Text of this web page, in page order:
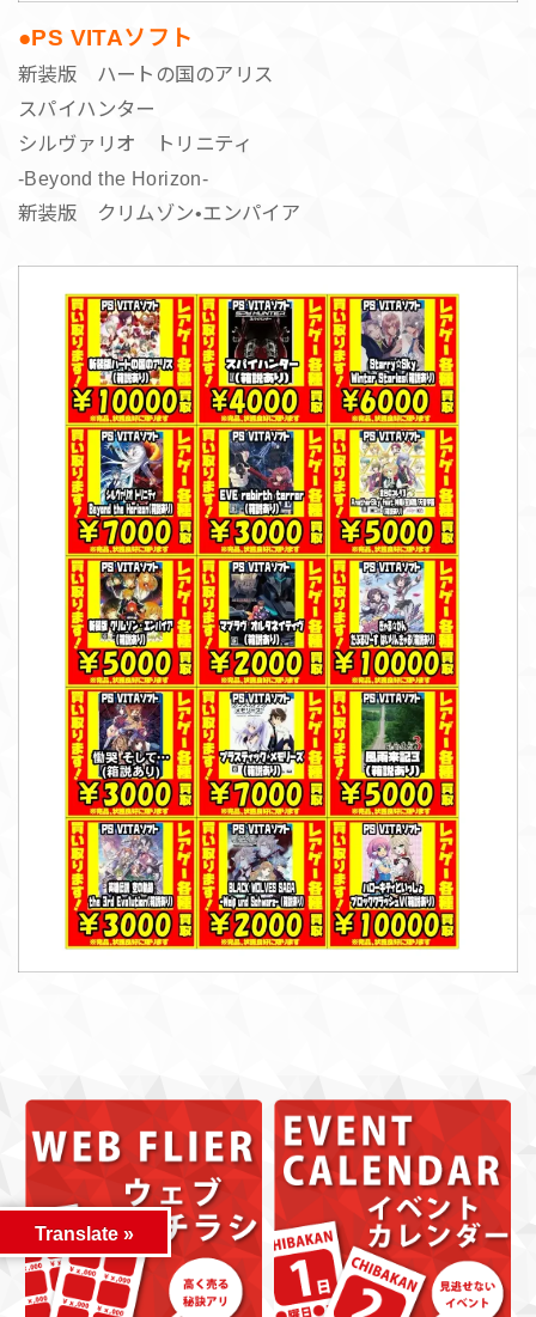
●PS VITAソフト
新装版 ハートの国のアリス
スパイハンター
シルヴァリオ トリニティ
-Beyond the Horizon-
新装版 クリムゾン•エンパイア
Translate »